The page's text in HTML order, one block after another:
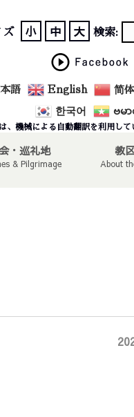
ズ 小 中 大 検索:
本語 English 简
한국어 ဗမာ
、機械による自動翻訳を利用し
・巡礼地
& Pilgrimage
教
About